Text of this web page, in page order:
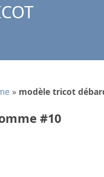
» modèle tricot
#10